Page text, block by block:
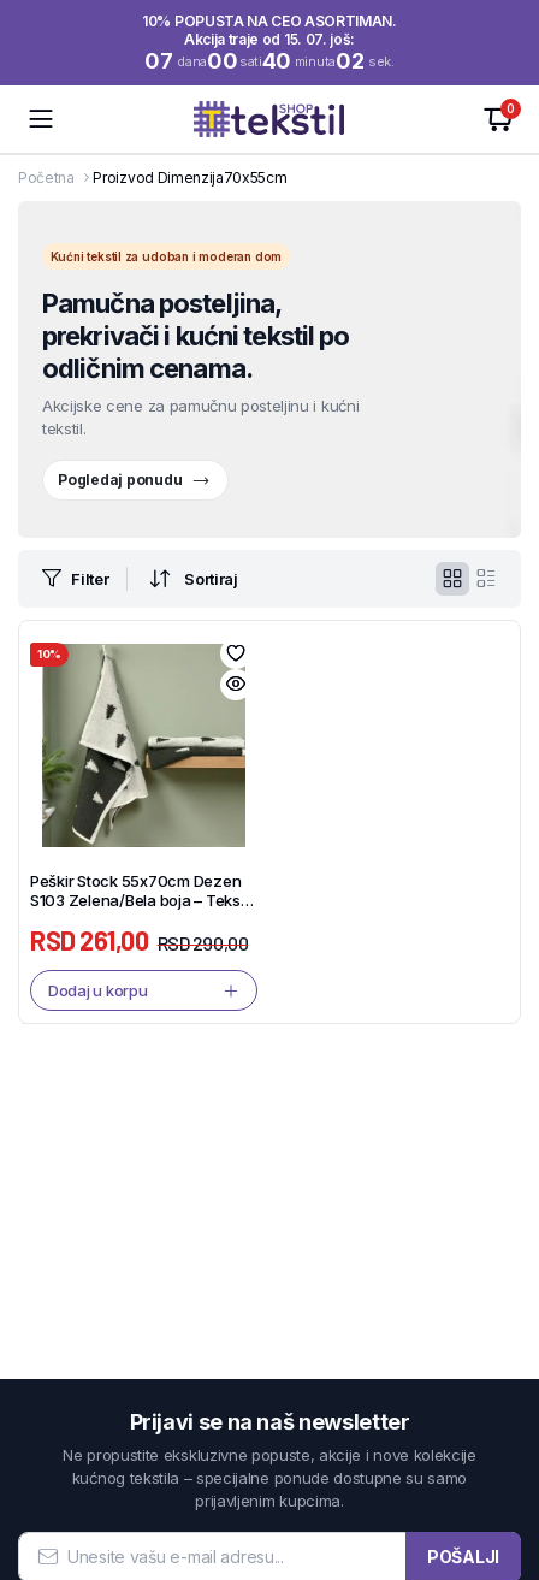
10% POPUSTA NA CEO ASORTIMAN.
Akcija traje od 15. 07. još:
07 dana00 sati40 minuta01 sek.
0
Početna Proizvod Dimenzija70x55cm
Kućni tekstil za udoban i moderan dom
Pamučna posteljina,
prekrivači i kućni tekstil po
odličnim cenama.
Akcijske cene za pamučnu posteljinu i kućni
tekstil.
Pogledaj ponudu
Filter Sortiraj
10%
Peškir Stock 55x70cm Dezen
S103 Zelena/Bela boja – Tekstil
RSD290,00
RSD261,00
Dodaj u korpu
Prijavi se na naš newsletter
Ne propustite ekskluzivne popuste, akcije i nove kolekcije
kućnog tekstila – specijalne ponude dostupne su samo
prijavljenim kupcima.
POŠALJI